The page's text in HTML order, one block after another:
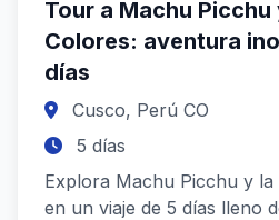
Tour a Machu
Colores: aventura
días
Cusco, Perú CO
5 días
Explora Machu Picchu y
en un viaje de 5 días lleno